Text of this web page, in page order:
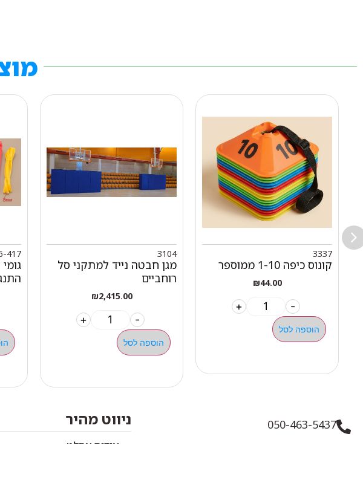
3337
קונוס כיפה 1-10 ממוספר
₪44.00
-
+
הוספה לסל
3104
מגן חבטה נייד למתקני סל
רוחביים
₪2,415.00
-
+
הוספה לסל
417
התנגדות 6
050-463-5437 ניווט מהיר
אודות אתלט